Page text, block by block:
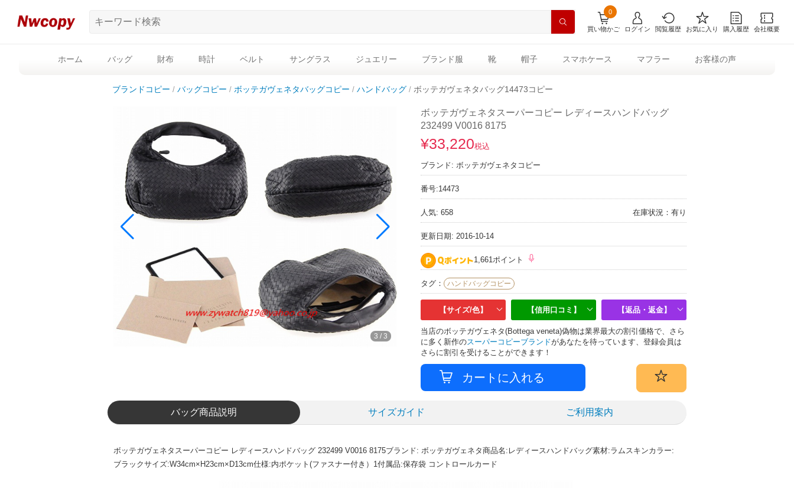
買い物かご
0
ログイン 閲覧履歴 お気に入り 購入履歴 会社概要
ホーム バッグ 財布 時計 ベルト サングラス ジュエリー ブランド服 靴 帽子 スマホケース マフラー お客様の声
ブランドコピー バッグコピー ボッテガヴェネタバッグコピー ハンドバッグ ボッテガヴェネタバッグ14473コピー
3 / 3
ボッテガヴェネタスーパーコピー レディースハンドバッグ
232499 V0016 8175
¥33,220税込
ブランド: ボッテガヴェネタコピー
番号:14473
人気: 658 在庫状況：有り
更新日期: 2016-10-14
1,661ポイント
タグ： ハンドバッグコピー
【サイズ/色】 【信用口コミ】 【返品・返金】
当店のボッテガヴェネタ(Bottega veneta)偽物は業界最大の割引価格で、さら
に多く新作のスーパーコピーブランドがあなたを待っています、登録会員は
さらに割引を受けることができます！
バッグ商品説明 サイズガイド ご利用案内
ボッテガヴェネタスーパーコピー レディースハンドバッグ 232499 V0016 8175ブランド: ボッテガヴェネタ商品名:レディースハンドバッグ素材:ラムスキンカラー:
ブラックサイズ:W34cm×H23cm×D13cm仕様:内ポケット(ファスナー付き）1付属品:保存袋 コントロールカード